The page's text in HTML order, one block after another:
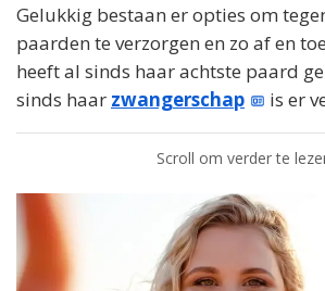
Gelukkig bestaan er opties om
paarden te verzorgen en zo af en
heeft al sinds haar achtste paard
sinds haar zwangerschap is er
Scroll om verder te